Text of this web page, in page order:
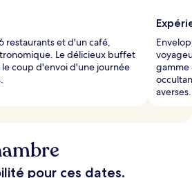
restaurants et d'un café,
Le délicieux buffet
coup d'envoi d'une journée
gamme
averses.
pour ces dates.